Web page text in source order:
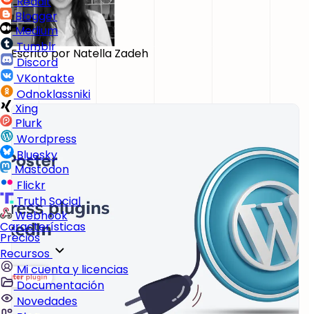
Blogger
Medium
Tumblr
Discord
VKontakte
Odnoklassniki
Xing
Plurk
Wordpress
Bluesky
Mastodon
Flickr
Truth Social
Webhook
Características
Precios
Recursos
Mi cuenta y licencias
Documentación
Novedades
Escrito por Natella Zadeh